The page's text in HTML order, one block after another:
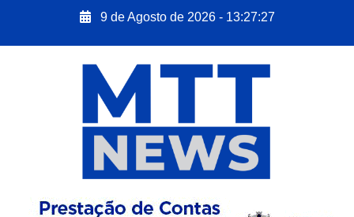
9 de Agosto de 2026 - 13:27:28